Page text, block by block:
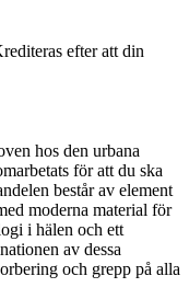
efter att din
hos den urbana
för att du ska
består av element
moderna material för
i hälen och ett
av dessa
och grepp på alla